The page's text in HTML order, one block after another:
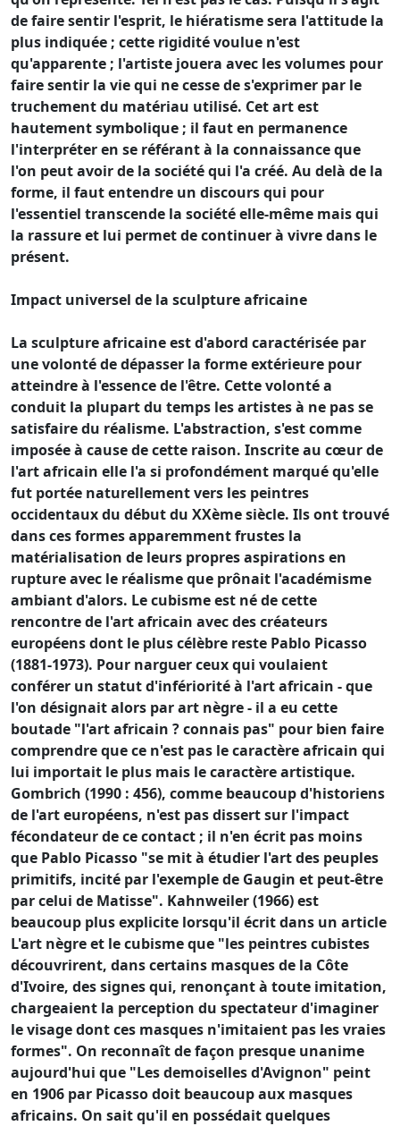
de faire sentir l'esprit, le hiératisme sera l'attitude la
plus indiquée ; cette rigidité voulue n'est
qu'apparente ; l'artiste jouera avec les volumes pour
faire sentir la vie qui ne cesse de s'exprimer par le
truchement du matériau utilisé. Cet art est
hautement symbolique ; il faut en permanence
l'interpréter en se référant à la connaissance que
l'on peut avoir de la société qui l'a créé. Au delà de la
forme, il faut entendre un discours qui pour
l'essentiel transcende la société elle-même mais qui
la rassure et lui permet de continuer à vivre dans le
présent.
Impact universel de la sculpture africaine
La sculpture africaine est d'abord caractérisée par
une volonté de dépasser la forme extérieure pour
atteindre à l'essence de l'être. Cette volonté a
conduit la plupart du temps les artistes à ne pas se
satisfaire du réalisme. L'abstraction, s'est comme
imposée à cause de cette raison. Inscrite au cœur de
l'art africain elle l'a si profondément marqué qu'elle
fut portée naturellement vers les peintres
occidentaux du début du XXème siècle. Ils ont trouvé
dans ces formes apparemment frustes la
matérialisation de leurs propres aspirations en
rupture avec le réalisme que prônait l'académisme
ambiant d'alors. Le cubisme est né de cette
rencontre de l'art africain avec des créateurs
européens dont le plus célèbre reste Pablo Picasso
(1881-1973). Pour narguer ceux qui voulaient
conférer un statut d'infériorité à l'art africain - que
l'on désignait alors par art nègre - il a eu cette
boutade "l'art africain ? connais pas" pour bien faire
comprendre que ce n'est pas le caractère africain qui
lui importait le plus mais le caractère artistique.
Gombrich (1990 : 456), comme beaucoup d'historiens
de l'art européens, n'est pas dissert sur l'impact
fécondateur de ce contact ; il n'en écrit pas moins
que Pablo Picasso "se mit à étudier l'art des peuples
primitifs, incité par l'exemple de Gaugin et peut-être
par celui de Matisse". Kahnweiler (1966) est
beaucoup plus explicite lorsqu'il écrit dans un article
L'art nègre et le cubisme que "les peintres cubistes
découvrirent, dans certains masques de la Côte
d'Ivoire, des signes qui, renonçant à toute imitation,
chargeaient la perception du spectateur d'imaginer
le visage dont ces masques n'imitaient pas les vraies
formes". On reconnaît de façon presque unanime
aujourd'hui que "Les demoiselles d'Avignon" peint
en 1906 par Picasso doit beaucoup aux masques
africains. On sait qu'il en possédait quelques